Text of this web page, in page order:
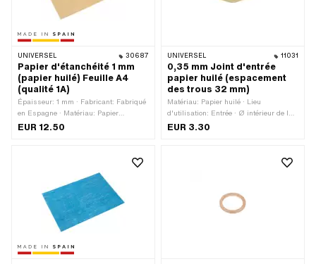
UNIVERSEL 30687
Papier d'étanchéité 1 mm
(papier huilé) Feuille A4
(qualité 1A)
Épaisseur: 1 mm · Fabricant: Fabriqué
en Espagne · Matériau: Papier
d'étanchéité · Lieu d'utilisation:
EUR 12.50
UNIVERSEL 11031
0,35 mm Joint d'entrée
papier huilé (espacement
des trous 32 mm)
Matériau: Papier huilé · Lieu
d'utilisation: Entrée · Ø intérieur de la
sortie: 14.5 mm · Distance entre les
EUR 3.30